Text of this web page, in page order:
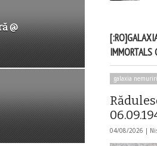
@
IMMORTALS
galaxia
04/08/2026 |